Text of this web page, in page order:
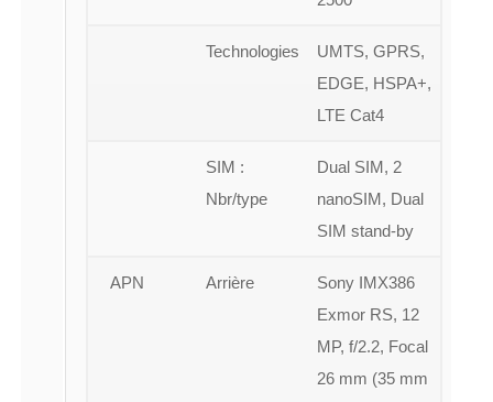
Technologies
UMTS, GPRS,
EDGE, HSPA+,
LTE Cat4
SIM :
Nbr/type
Dual SIM, 2
nanoSIM, Dual
SIM stand-by
APN Arrière
Sony IMX386
Exmor RS, 12
MP, f/2.2, Focal
26 mm (35 mm